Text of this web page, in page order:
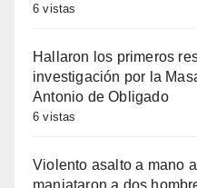
6 vistas
Hallaron los primeros
investigación por la
Antonio de Obligado
6 vistas
Violento asalto a mano
maniataron a dos